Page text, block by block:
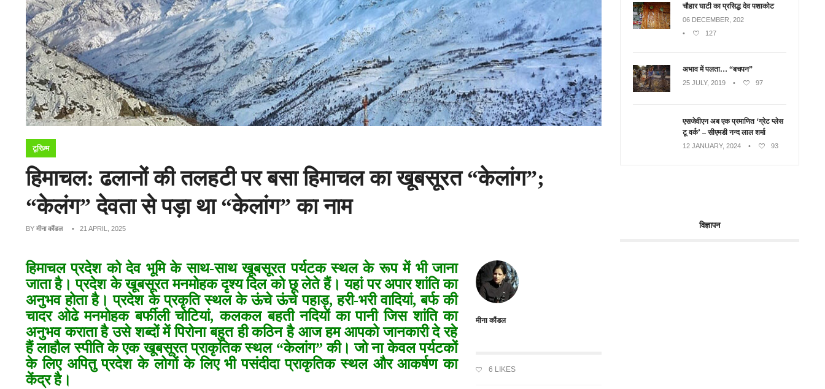
टूरिज़्म
हिमाचल: ढलानों की तलहटी पर बसा हिमाचल का खूबसूरत “केलांग”;
“केलंग” देवता से पड़ा था “केलांग” का नाम
BY मीना कौंडल • 21 APRIL, 2025
मीना कौंडल
6 LIKES
हिमाचल प्रदेश को देव भूमि के साथ-साथ खूबसूरत पर्यटक स्थल के रूप में भी जाना
जाता है। प्रदेश के खूबसूरत मनमोहक दृश्य दिल को छू लेते हैं। यहां पर अपार शांति का
अनुभव होता है। प्रदेश के प्रकृति स्थल के ऊंचे ऊंचे पहाड़, हरी-भरी वादियां, बर्फ की
चादर ओढे मनमोहक बर्फीली चोटियां, कलकल बहती नदियों का पानी जिस शांति का
अनुभव कराता है उसे शब्दों में पिरोना बहुत ही कठिन है आज हम आपको जानकारी दे रहे
हैं लाहौल स्पीति के एक खूबसूरत प्राकृतिक स्थल “केलांग” की। जो ना केवल पर्यटकों
के लिए अपितु प्रदेश के लोगों के लिए भी पसंदीदा प्राकृतिक स्थल और आकर्षण का
केंद्र है।
चौहार घाटी का प्रसिद्ध देव पशाकोट
06 DECEMBER, 202
•
127
अभाव में पलता… “बचपन”
25 JULY, 2019 • 97
एसजेवीएन अब एक प्रमाणित ‘ग्रेट प्लेस
टू वर्क’ – सीएमडी नन्द लाल शर्मा
12 JANUARY, 2024 • 93
विज्ञापन